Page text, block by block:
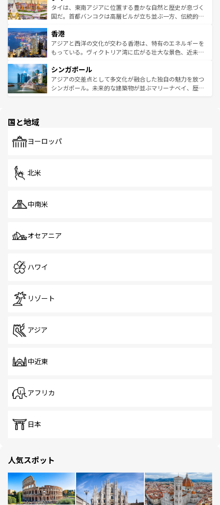
わってみてほしい。 なお、新着の韓国情報はコンテンツ一
覧を参照してほしい。
ーチミン市のフランス統治時代の建物も、独特の雰囲気を
醸し出している。また、バラエティの豊かさとおいしさで
とつ。フォーやバインミー、ベトナムコーヒーなどは、ぜ
ひ現地で味わいたい。どの地域を訪れてもあたたかい人々
が旅行者を迎えてくれるので、きっと忘れられない旅にな
参照してほしい。
タイは、東南アジアに位置する豊かな自然と歴史が息づく
国だ。首都バンコクは高層ビルが立ち並ぶ一方、伝統的な
の活気が交差している。北部ではチェンマイなどの山岳地
帯で自然と触れ合い、南部ではプーケットやクラビの美し
いビーチでリゾート気分を楽しむことができる。タイ料理
激する。気候は一年中温暖で、どの季節にも異なる楽しみ
が待っている。親しみやすいタイの人々、仏教を中心とし
た文化、そして多様な観光資源が、訪れる旅人を魅了し続
香港
アジアと西洋の文化が交わる香港は、特有のエネルギーを
もっている。ヴィクトリア湾に広がる壮大な景色、近未来
み、どこを訪れても感動するはず。観光スポットが密集し
ており、効率よく見どころを回れるのも魅力。息をのむよ
うな絶景から文化的な体験まで、香港を存分に楽しみ尽く
シンガポール
アジアの交差点として多文化が融合した独自の魅力を放つ
シンガポール。未来的な建築物が並ぶマリーナベイ、歴史
で、ホーカーズは地元の風情を楽しめる外せないスポット
国と地域
ヨーロッパ
北米
中南米
オセアニア
ハワイ
リゾート
アジア
中近東
アフリカ
日本
人気スポット